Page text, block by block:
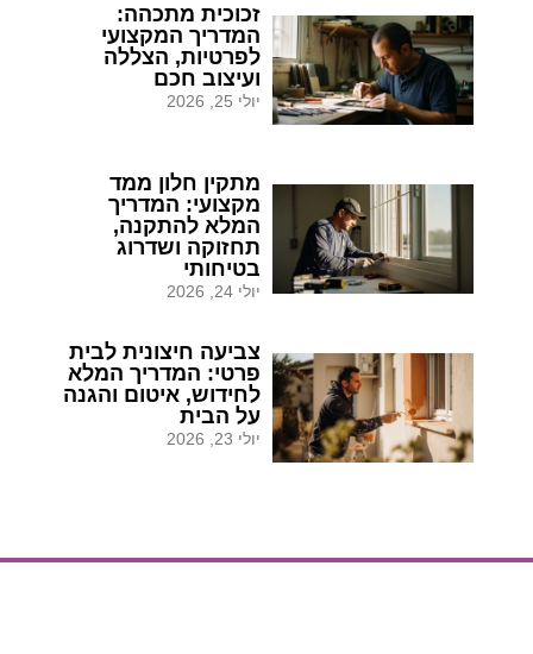
זכוכית מתכהה:
המדריך המקצועי
לפרטיות, הצללה
ועיצוב חכם
יולי 25, 2026
מתקין חלון ממד
מקצועי: המדריך
המלא להתקנה,
תחזוקה ושדרוג
בטיחותי
יולי 24, 2026
צביעה חיצונית לבית
פרטי: המדריך המלא
לחידוש, איטום והגנה
על הבית
יולי 23, 2026